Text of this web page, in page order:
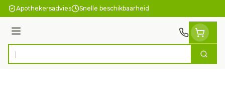
Ga naar de inhoud
Apothekersadvies Snelle beschikbaarheid
Menu
Product, merk, categorie... Zoek